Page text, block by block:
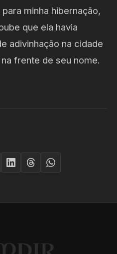
minha hibernação,
que ela havia
adivinhação na cidade
frente de seu nome.